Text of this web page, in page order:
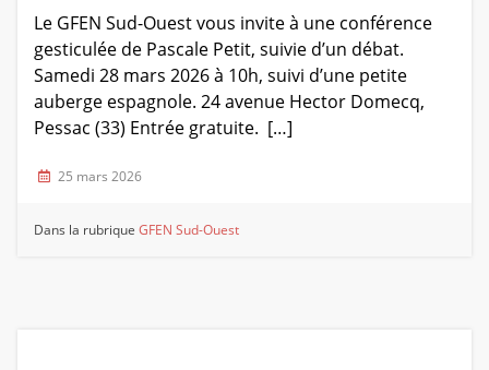
Le GFEN Sud-Ouest vous invite à une conférence
gesticulée de Pascale Petit, suivie d’un débat.
Samedi 28 mars 2026 à 10h, suivi d’une petite
auberge espagnole. 24 avenue Hector Domecq,
Pessac (33) Entrée gratuite. […]
25 mars 2026
Dans la rubriqueGFEN Sud-Ouest